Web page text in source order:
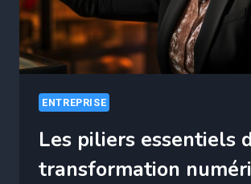
ENTREPRISE
Les piliers essentiels
transformation